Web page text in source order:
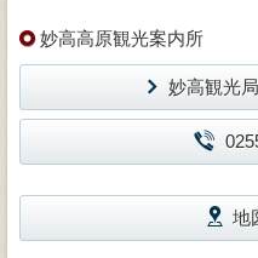
妙高高原観光案内所
妙高観光
地